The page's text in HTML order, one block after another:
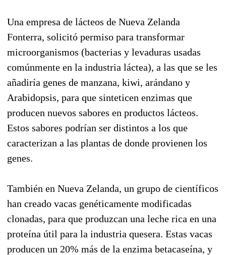
Una empresa de lácteos de Nueva Zelanda
Fonterra, solicitó permiso para transformar
microorganismos (bacterias y levaduras usadas
comúnmente en la industria láctea), a las que se les
añadiría genes de manzana, kiwi, arándano y
Arabidopsis, para que sinteticen enzimas que
producen nuevos sabores en productos lácteos.
Estos sabores podrían ser distintos a los que
caracterizan a las plantas de donde provienen los
genes.
También en Nueva Zelanda, un grupo de científicos
han creado vacas genéticamente modificadas
clonadas, para que produzcan una leche rica en una
proteína útil para la industria quesera. Estas vacas
producen un 20% más de la enzima betacaseína, y